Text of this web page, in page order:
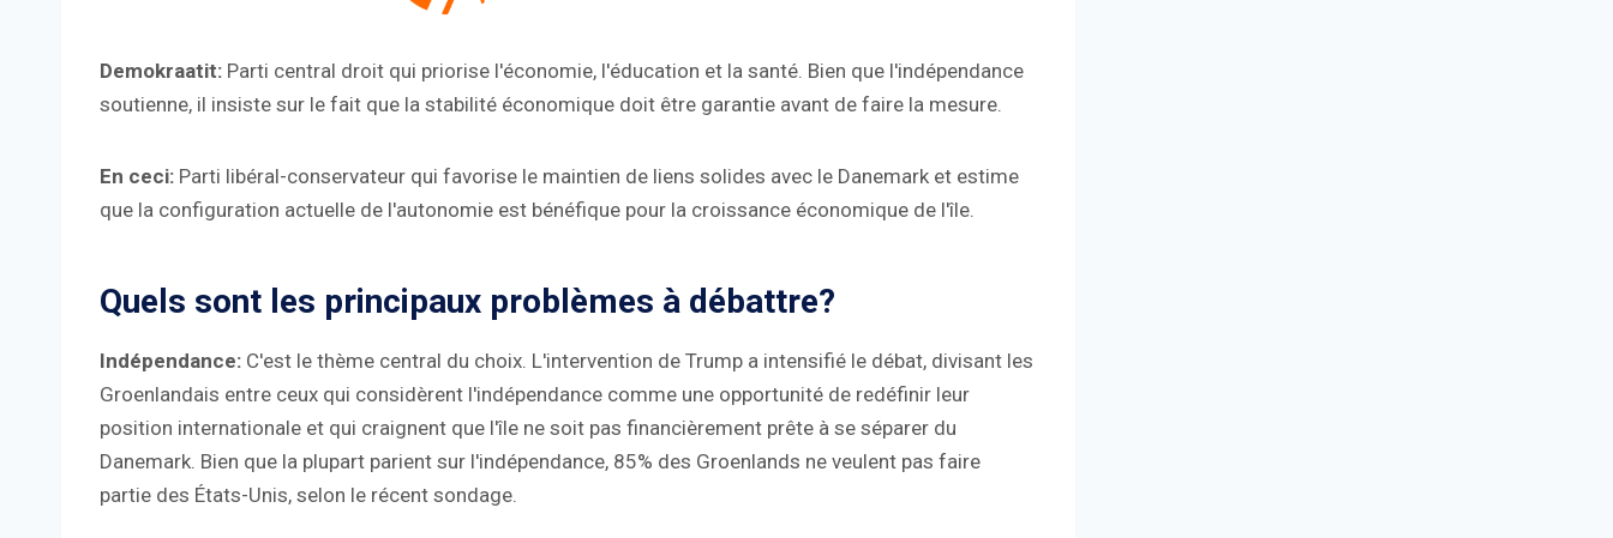
Demokraatit: Parti central droit qui priorise l'économie, l'éducation et la santé. Bien que l'indépendance
soutienne, il insiste sur le fait que la stabilité économique doit être garantie avant de faire la mesure.
En ceci: Parti libéral-conservateur qui favorise le maintien de liens solides avec le Danemark et estime
que la configuration actuelle de l'autonomie est bénéfique pour la croissance économique de l'île.
Quels sont les principaux problèmes à débattre?
Indépendance: C'est le thème central du choix. L'intervention de Trump a intensifié le débat, divisant les
Groenlandais entre ceux qui considèrent l'indépendance comme une opportunité de redéfinir leur
position internationale et qui craignent que l'île ne soit pas financièrement prête à se séparer du
Danemark. Bien que la plupart parient sur l'indépendance, 85% des Groenlands ne veulent pas faire
partie des États-Unis, selon le récent sondage.